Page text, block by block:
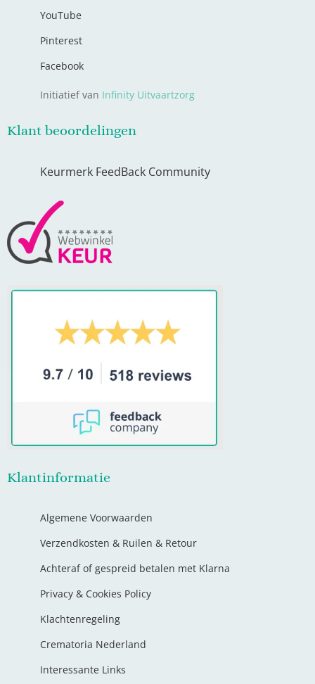
YouTube
Pinterest
Facebook
Initiatief van Infinity Uitvaartzorg
Klant beoordelingen
Keurmerk FeedBack Community
Klantinformatie
Algemene Voorwaarden
Verzendkosten & Ruilen & Retour
Achteraf of gespreid betalen met Klarna
Privacy & Cookies Policy
Klachtenregeling
Crematoria Nederland
Interessante Links